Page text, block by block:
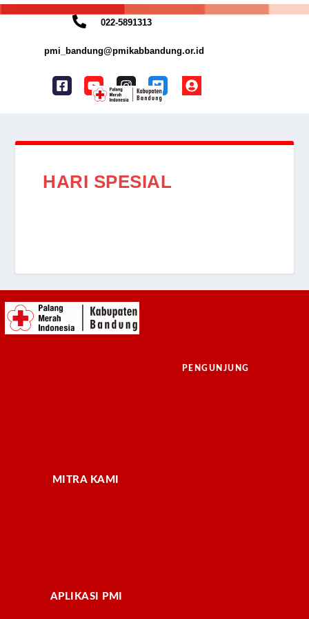
022-5891313
pmi_bandung@pmikabbandung.or.id
HARI SPESIAL
PENGUNJUNG
MITRA KAMI
APLIKASI PMI